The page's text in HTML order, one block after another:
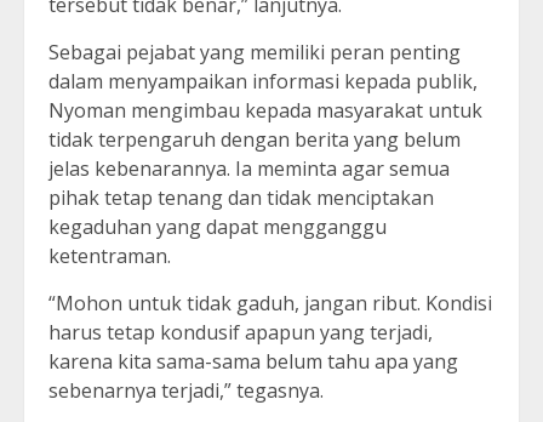
Sebagai pejabat yang memiliki peran penting
dalam menyampaikan informasi kepada publik,
Nyoman mengimbau kepada masyarakat untuk
tidak terpengaruh dengan berita yang belum
jelas kebenarannya. Ia meminta agar semua
pihak tetap tenang dan tidak menciptakan
kegaduhan yang dapat mengganggu
ketentraman.
“Mohon untuk tidak gaduh, jangan ribut. Kondisi
harus tetap kondusif apapun yang terjadi,
karena kita sama-sama belum tahu apa yang
sebenarnya terjadi,” tegasnya.